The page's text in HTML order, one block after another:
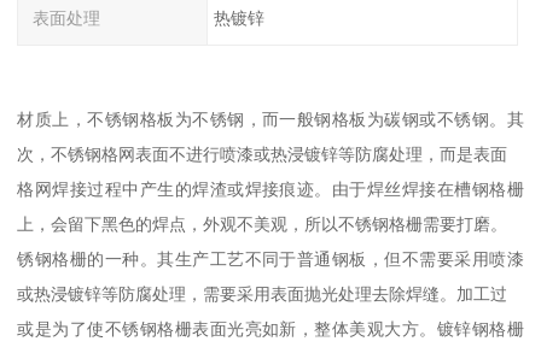
表面处理 热镀锌
材质上，不锈钢格板为不锈钢，而一般钢格板为碳钢或不锈钢。其
次，不锈钢格网表面不进行喷漆或热浸镀锌等防腐处理，而是表面
格网焊接过程中产生的焊渣或焊接痕迹。由于焊丝焊接在槽钢格栅
上，会留下黑色的焊点，外观不美观，所以不锈钢格栅需要打磨。
锈钢格栅的一种。其生产工艺不同于普通钢板，但不需要采用喷漆
或热浸镀锌等防腐处理，需要采用表面抛光处理去除焊缝。加工过
或是为了使不锈钢格栅表面光亮如新，整体美观大方。镀锌钢格栅